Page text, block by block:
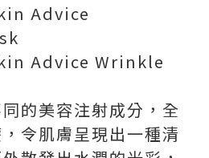
Advice
Advice Wrinkle
的美容注射成分，全
令肌膚呈現出一種清